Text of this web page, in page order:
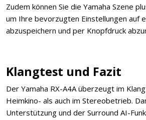
Zudem können Sie die Yamaha Szene
um Ihre bevorzugten Einstellungen auf
abzuspeichern und per Knopfdruck
Klangtest und Fazit
Der Yamaha RX-A4A überzeugt im
Heimkino- als auch im Stereobetrieb.
Unterstützung und der Surround AI-